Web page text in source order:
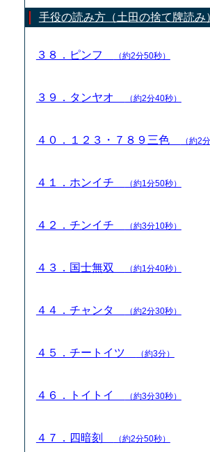
手役の読み方（土田の捨て牌読み
３８．ピンフ （約2分50秒）
３９．タンヤオ （約2分40秒）
４０．１２３・７８９三色 （約2
４１．ホンイチ （約1分50秒）
４２．チンイチ （約3分10秒）
４３．国士無双 （約1分40秒）
４４．チャンタ （約2分30秒）
４５．チートイツ （約3分）
４６．トイトイ （約3分30秒）
４７．四暗刻 （約2分50秒）